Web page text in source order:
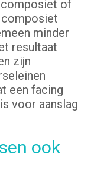
composiet of
composiet
minder
resultaat
zijn
een facing
voor aanslag
ook